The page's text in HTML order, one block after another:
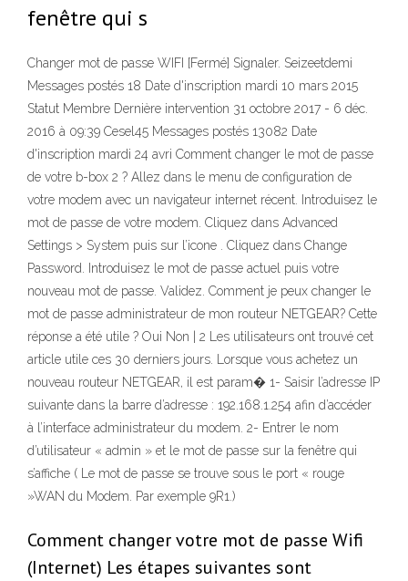
fenêtre qui s
Changer mot de passe WIFI [Fermé] Signaler. Seizeetdemi
Messages postés 18 Date d'inscription mardi 10 mars 2015
Statut Membre Dernière intervention 31 octobre 2017 - 6 déc.
2016 à 09:39 Cesel45 Messages postés 13082 Date
d'inscription mardi 24 avri Comment changer le mot de passe
de votre b-box 2 ? Allez dans le menu de configuration de
votre modem avec un navigateur internet récent. Introduisez le
mot de passe de votre modem. Cliquez dans Advanced
Settings > System puis sur l’icone . Cliquez dans Change
Password. Introduisez le mot de passe actuel puis votre
nouveau mot de passe. Validez. Comment je peux changer le
mot de passe administrateur de mon routeur NETGEAR? Cette
réponse a été utile ? Oui Non | 2 Les utilisateurs ont trouvé cet
article utile ces 30 derniers jours. Lorsque vous achetez un
nouveau routeur NETGEAR, il est param� 1- Saisir l’adresse IP
suivante dans la barre d’adresse : 192.168.1.254 afin d’accéder
à l’interface administrateur du modem. 2- Entrer le nom
d’utilisateur « admin » et le mot de passe sur la fenêtre qui
s’affiche ( Le mot de passe se trouve sous le port « rouge
»WAN du Modem. Par exemple 9R1.)
Comment changer votre mot de passe Wifi
(Internet) Les étapes suivantes sont